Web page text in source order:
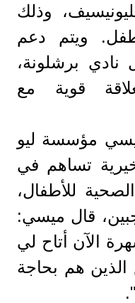
وذلك
ويتم دعم
برشلونة،
قوية مع
أنشأ ميسي مؤسسة ليو
تساهم في
للأطفال،
قال ميسي:
الآن أتاح لي
هم بحاجة